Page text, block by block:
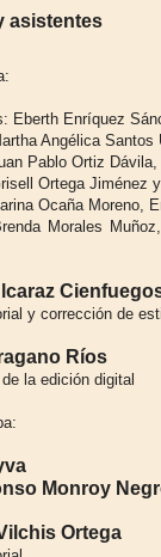
asistentes
Eberth Enríquez
Angélica
Pablo Ortiz
Ortega Jiménez
Ocaña Moreno,
Morales
y corrección de
Ríos
la edición digital
Monroy
Ortega